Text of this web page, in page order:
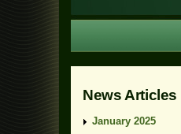
News Articles
January 2025